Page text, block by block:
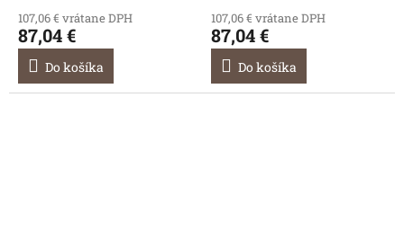
107,06 € vrátane DPH
87,04 €
Do košíka
107,06 € vrátane DPH
87,04 €
Do košíka